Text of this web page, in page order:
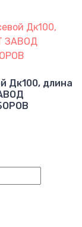
Дк100, длина